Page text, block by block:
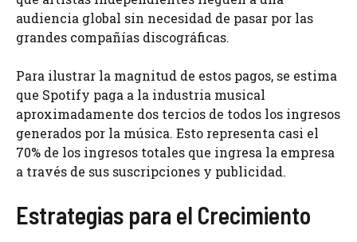
audiencia global sin necesidad de pasar por las
grandes compañías discográficas.
Para ilustrar la magnitud de estos pagos, se estima
que Spotify paga a la industria musical
aproximadamente dos tercios de todos los ingresos
generados por la música. Esto representa casi el
70% de los ingresos totales que ingresa la empresa
a través de sus suscripciones y publicidad.
Estrategias para el Crecimiento